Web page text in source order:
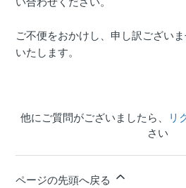
ご不便をおかけし、申し訳ござい
いたします。
他にご質問がございましたら、 リ
さい
ページの先頭へ戻る